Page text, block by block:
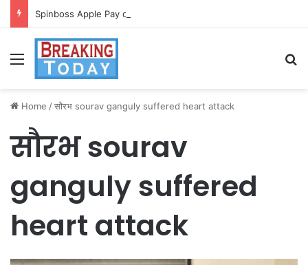
Spinboss Apple Pay dla graczy na iPhone
Menu
Home /सौरभ sourav ganguly suffered heart attack
सौरभ sourav
ganguly suffered
heart attack